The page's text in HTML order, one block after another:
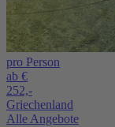
pro Person
ab €
252,-
Griechenland
Alle Angebote